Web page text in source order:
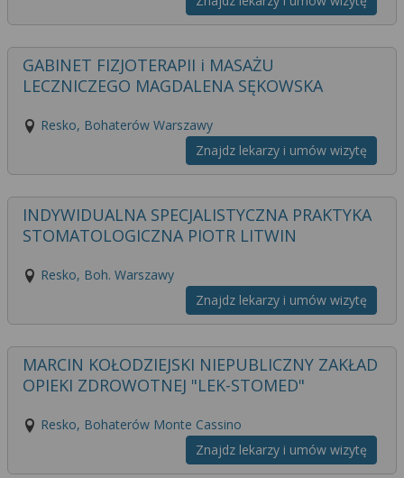
GABINET FIZJOTERAPII i MASAŻU
LECZNICZEGO MAGDALENA SĘKOWSKA
Resko, Bohaterów Warszawy
Znajdz lekarzy i umów wizytę
INDYWIDUALNA SPECJALISTYCZNA PRAKTYKA
STOMATOLOGICZNA PIOTR LITWIN
Resko, Boh. Warszawy
Znajdz lekarzy i umów wizytę
MARCIN KOŁODZIEJSKI NIEPUBLICZNY ZAKŁAD
OPIEKI ZDROWOTNEJ "LEK-STOMED"
Resko, Bohaterów Monte Cassino
Znajdz lekarzy i umów wizytę
możesz też wycofać zgodę na przetwarzanie Twoich
danych tylko w niektórych celach. Jeżeli chcesz
dowiedzieć się więcej lub chcesz przeprowadzić
konfigurację szczegółową, to możesz tego dokonać
Więcej informacji na temat wykorzystywania
narzędzi zewnętrznych w naszym serwisie
znajdziesz w Regulaminie Serwisu.